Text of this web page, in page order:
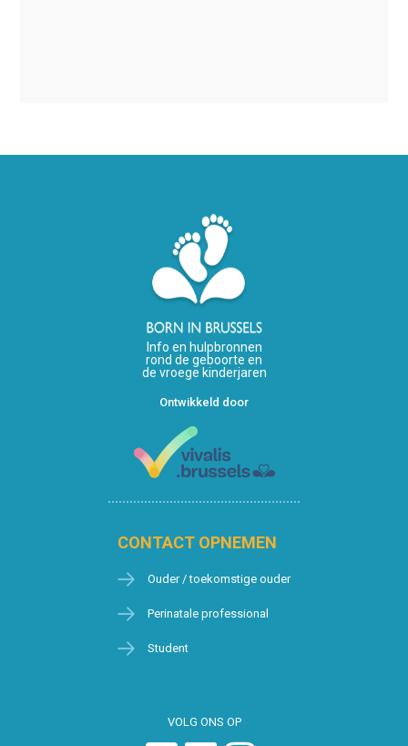
Info en hulpbronnen
rond de geboorte en
de vroege kinderjaren
Ontwikkeld door
CONTACT OPNEMEN
Ouder / toekomstige ouder
Perinatale professional
Student
VOLG ONS OP